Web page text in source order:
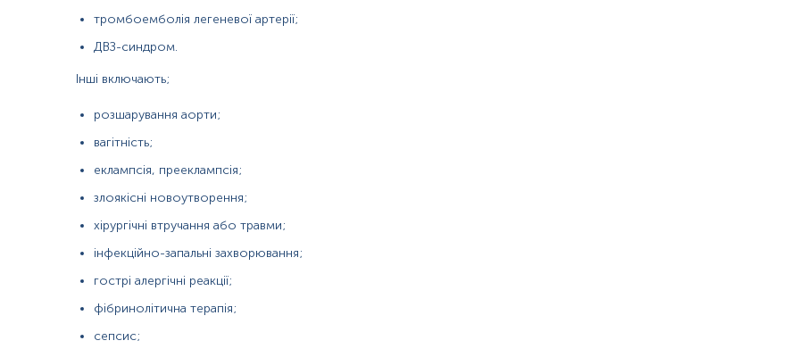
Показання до призначення
Загальна характеристика
Інтерферуючі чинники
Синоніми
ФДФ, D-димер, продукт деградації фібрину, продукт розщеплення фібрину,
тромбоемболія легеневої артерії;
ДВЗ-синдром.
Інші включають;
розшарування аорти;
вагітність;
еклампсія, прееклампсія;
злоякісні новоутворення;
хірургічні втручання або травми;
інфекційно-запальні захворювання;
гострі алергічні реакції;
фібринолітична терапія;
сепсис;